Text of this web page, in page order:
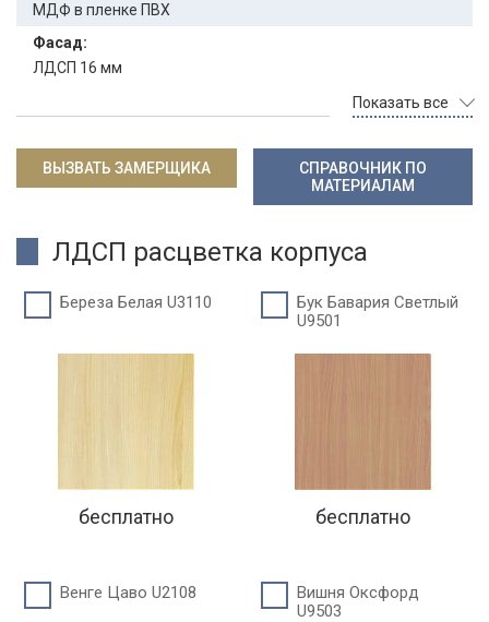
МДФ в пленке ПВХ
Фасад:
ЛДСП 16 мм
Показать все
ВЫЗВАТЬ ЗАМЕРЩИКА
СПРАВОЧНИК ПО
МАТЕРИАЛАМ
ЛДСП расцветка корпуса
Береза Белая U3110
бесплатно
Бук Бавария Светлый
U9501
бесплатно
Венге Цаво U2108
Вишня Оксфорд
U9503